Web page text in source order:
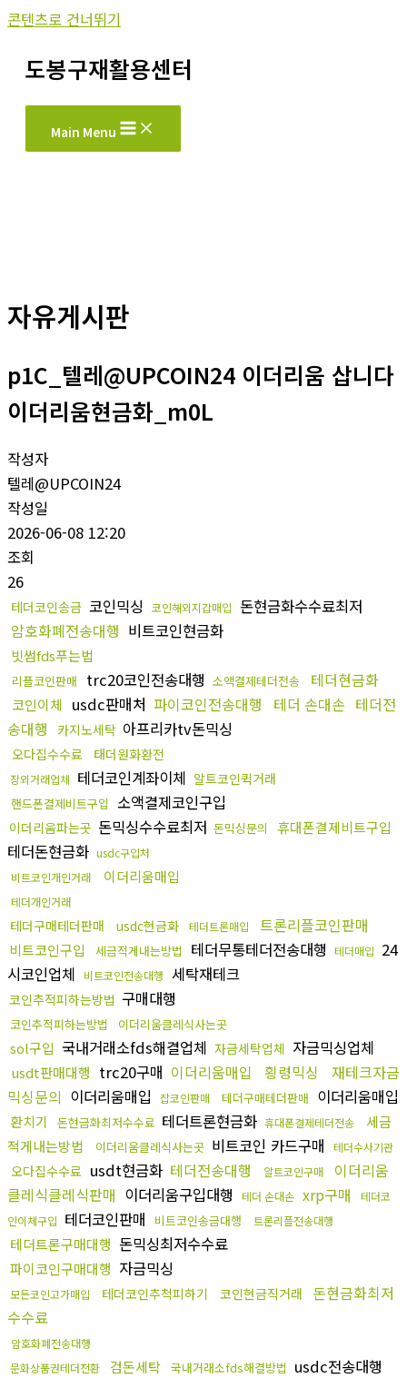
콘텐츠로 건너뛰기
도봉구재활용센터
Main Menu
자유게시판
p1C_텔레@UPCOIN24 이더리움 삽니다
이더리움현금화_m0L
작성자
텔레@UPCOIN24
작성일
2026-06-08 12:20
조회
26
테더코인송금 코인믹싱 코인해외지갑매입
돈현금화수수료최저
암호화폐전송대행 비트코인현금화
빗썸fds푸는법
리플코인판매 trc20코인전송대행 소액결제테더전송 테더현금화
코인이체 usdc판매처 파이코인전송대행 테더 손대손 테더전
송대행
카지노세탁 아프리카tv돈믹싱
오다집수수료 태더원화환전
장외거래업체 테더코인계좌이체 알트코인퀵거래
핸드폰결제비트구입 소액결제코인구입
이더리움파는곳 돈믹싱수수료최저 돈믹싱문의 휴대폰결제비트구입
테더돈현금화 usdc구입처
비트코인개인거래
이더리움매입
테더개인거래
테더구매테더판매 usdc현금화 테더트론매입 트론리플코인판매
비트코인구입 세금적게내는방법 테더무통테더전송대행 테더매입 24
시코인업체
비트코인전송대행 세탁재테크
코인추적피하는방법 구매대행
코인추적피하는방법 이더리움클레식사는곳
sol구입 국내거래소fds해결업체 자금세탁업체 자금믹싱업체
usdt판매대행 trc20구매 이더리움매입 횡령믹싱
재테크자금
믹싱문의 이더리움매입 잡코인판매 테더구매테더판매 이더리움매입
환치기 돈현금화최저수수료 테더트론현금화 휴대폰결제테더전송
세금
적게내는방법
이더리움클레식사는곳 비트코인 카드구매 테더수사기관
오다집수수료 usdt현금화 테더전송대행 알트코인구매
이더리움
클레식클레식판매 이더리움구입대행 테더 손대손 xrp구매
테더코
인이체구입 테더코인판매 비트코인송금대행 트론리플전송대행
테더트론구매대행 돈믹싱최저수수료
파이코인구매대행 자금믹싱
모든코인고가매입 테더코인추척피하기 코인현금직거래
돈현금화최저
수수료
암호화폐전송대행
문화상품권테더전환
검돈세탁 국내거래소fds해결방법 usdc전송대행